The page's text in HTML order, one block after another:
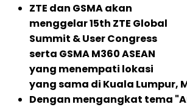
ZTE dan GSMA akan
menggelar 15th ZTE Global
Summit & User Congress
serta GSMA M360 ASEAN
yang menempati lokasi
yang sama di Kuala Lumpur,
Dengan mengangkat tema